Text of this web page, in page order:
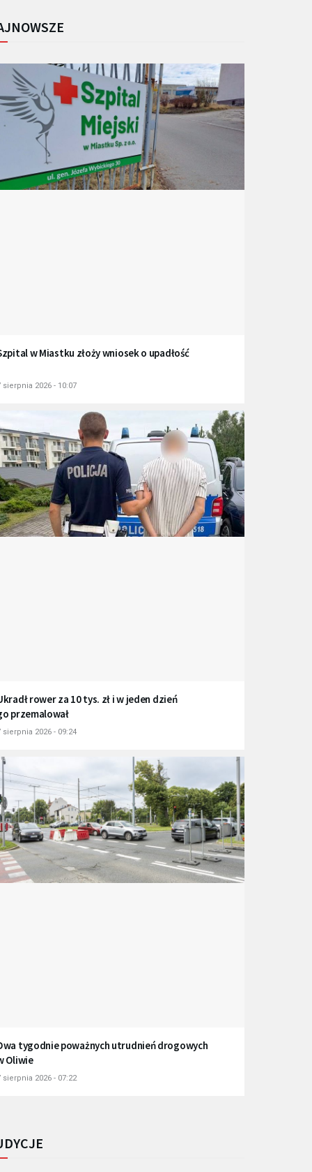
w Miastku złoży wniosek o upadłość
sierpnia 2026 - 10:07
rower za 10 tys. zł i w jeden dzień
przemalował
sierpnia 2026 - 09:24
tygodnie poważnych utrudnień drogowych
Oliwie
sierpnia 2026 - 07:22